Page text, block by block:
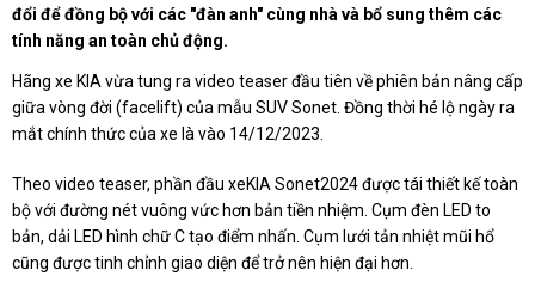
đổi để đồng bộ với các "đàn anh" cùng nhà và bổ sung thêm các
tính năng an toàn chủ động.
Hãng xe KIA vừa tung ra video teaser đầu tiên về phiên bản nâng cấp
giữa vòng đời (facelift) của mẫu SUV Sonet. Đồng thời hé lộ ngày ra
mắt chính thức của xe là vào 14/12/2023.
Theo video teaser, phần đầu xeKIA Sonet2024 được tái thiết kế toàn
bộ với đường nét vuông vức hơn bản tiền nhiệm. Cụm đèn LED to
bản, dải LED hình chữ C tạo điểm nhấn. Cụm lưới tản nhiệt mũi hổ
cũng được tinh chỉnh giao diện để trở nên hiện đại hơn.